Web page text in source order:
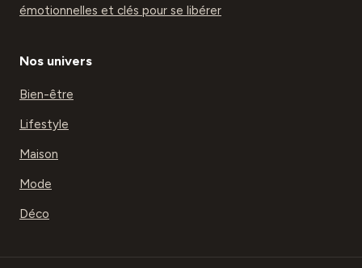
émotionnelles et clés pour se libérer
Nos univers
Bien-être
Lifestyle
Maison
Mode
Déco